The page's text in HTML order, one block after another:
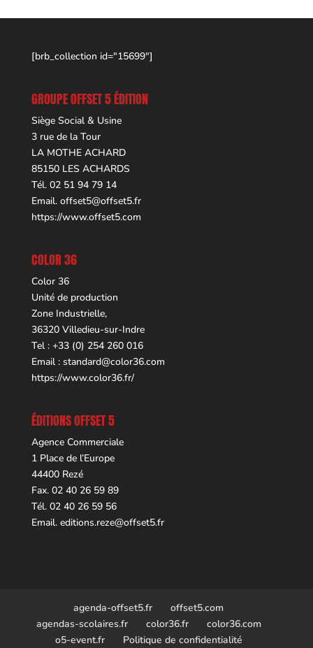
[brb_collection id="15699"]
GROUPE OFFSET 5 ÉDITION
Siège Social & Usine
3 rue de la Tour
LA MOTHE ACHARD
85150 LES ACHARDS
Tél. 02 51 94 79 14
Email. offset5@offset5.fr
https://www.offset5.com
COLOR 36
Color 36
Unité de production
Zone Industrielle,
36320 Villedieu-sur-Indre
Tel : +33 (0) 254 260 016
Email : standard@color36.com
https://www.color36.fr/
ÉDITIONS OFFSET 5
Agence Commerciale
1 Place de l’Europe
44400 Rezé
Fax. 02 40 26 59 89
Tél. 02 40 26 59 56
Email. editions.reze@offset5.fr
agenda-offset5.fr
offset5.com
agendas-scolaires.fr
color36.fr
color36.com
o5-event.fr
Politique de confidentialité